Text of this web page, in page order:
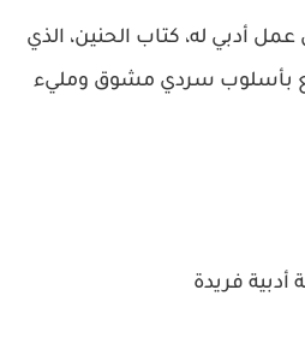
أصدر أول عمل أدبي له، كتاب الحنين، الذي
بأسلوب سردي مشوق ومليء
أدبية فريدة